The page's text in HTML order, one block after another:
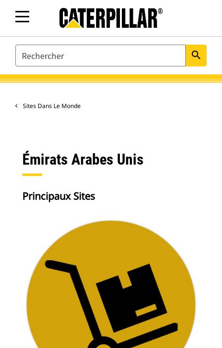
SEARCH search
Sites Dans Le Monde
Émirats Arabes Unis
Principaux Sites